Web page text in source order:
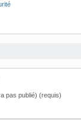
pas publié) (requis)